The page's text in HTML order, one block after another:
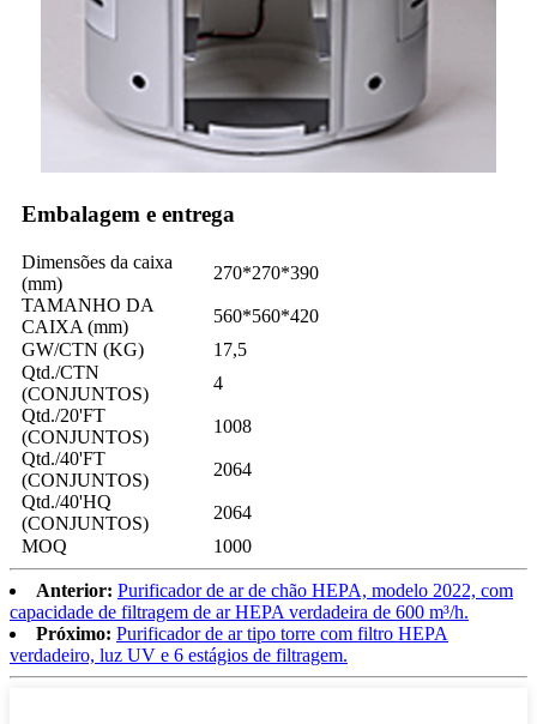
Embalagem e entrega
Dimensões da caixa
(mm)
270*270*390
TAMANHO DA
CAIXA (mm)
560*560*420
GW/CTN (KG)
17,5
Qtd./CTN
(CONJUNTOS)
4
Qtd./20'FT
(CONJUNTOS)
1008
Qtd./40'FT
(CONJUNTOS)
2064
Qtd./40'HQ
(CONJUNTOS)
2064
MOQ
1000
Anterior: Purificador de ar de chão HEPA, modelo 2022, com
capacidade de filtragem de ar HEPA verdadeira de 600 m³/h.
Próximo: Purificador de ar tipo torre com filtro HEPA
verdadeiro, luz UV e 6 estágios de filtragem.